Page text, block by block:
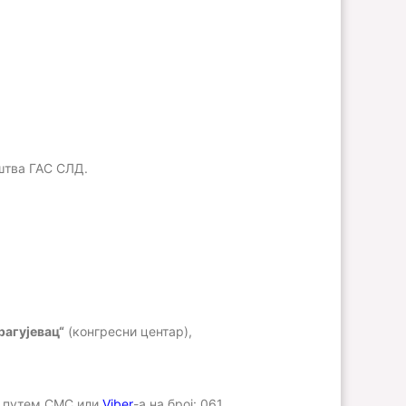
тва ГАС СЛД.
(конгресни центар),